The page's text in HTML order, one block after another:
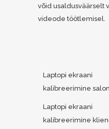
võid usaldusväärselt
videode töötlemisel.
Laptopi ekraani
kalibreerimine
Laptopi ekraani
kalibreerimine